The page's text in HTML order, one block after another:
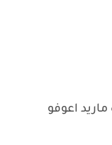
اعوفو